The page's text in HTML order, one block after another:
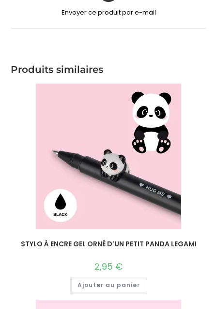
Envoyer ce produit par e-mail
Produits similaires
STYLO À ENCRE GEL ORNÉ D’UN PETIT PANDA LEGAMI
2,95 €
Ajouter au panier